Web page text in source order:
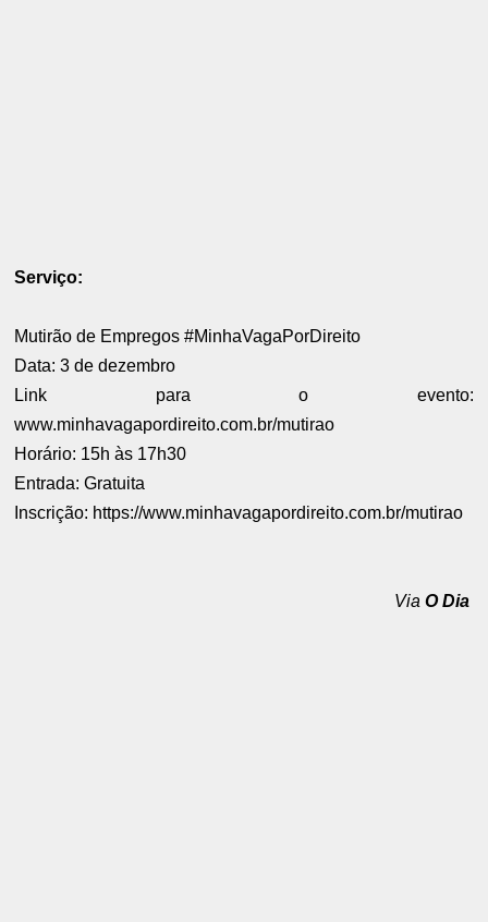
Serviço:
Mutirão de Empregos #MinhaVagaPorDireito
Data: 3 de dezembro
Link para o evento:
www.minhavagapordireito.com.br/mutirao
Horário: 15h às 17h30
Entrada: Gratuita
Inscrição: https://www.minhavagapordireito.com.br/mutirao
Via O Dia